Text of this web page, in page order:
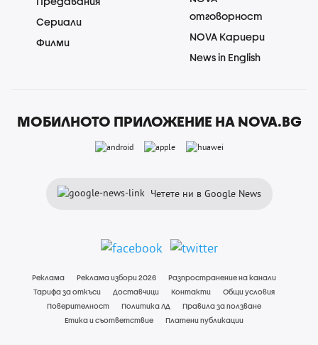
Сериали
Филми
отговорност
NOVA Кариери
News in English
МОБИЛНОТО ПРИЛОЖЕНИЕ НА NOVA.BG
Четете ни в Google News
Реклама Реклама избори 2026
Разпространение на канали
Тарифа за откъси
Доставчици Контакти
Общи условия
Поверителност
Политика ЛД
Правила за ползване
Етика и съответствие
Платени публикации